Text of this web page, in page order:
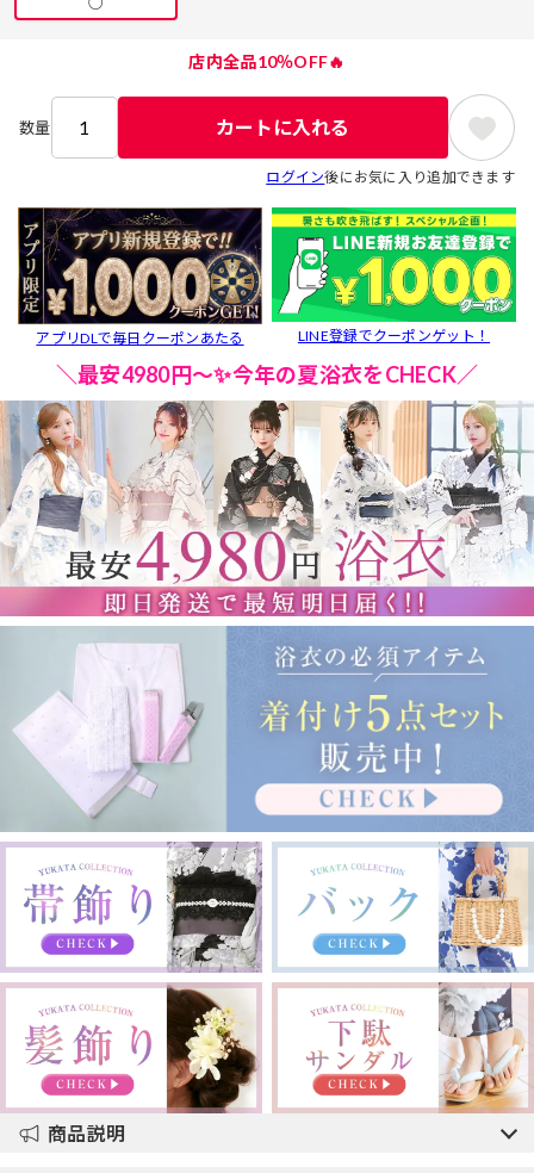
店内全品10％OFF🔥
数量 カートに入れる
ログイン後にお気に入り追加できます
アプリDLで毎日クーポンあたる LINE登録でクーポンゲット！
＼最安4980円～✨今年の夏浴衣をCHECK／
商品説明